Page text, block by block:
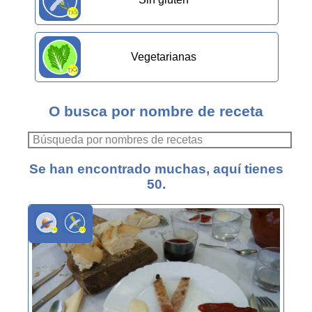
Vegetarianas
O busca por nombre de receta
Se han encontrado muchas, aquí tienes
50.